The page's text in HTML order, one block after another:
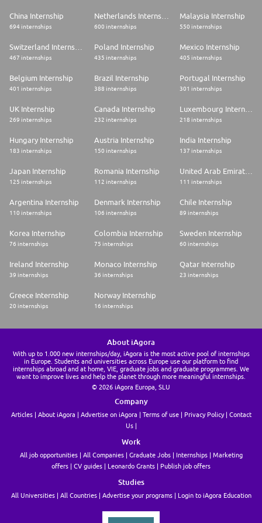
China Internship
694 internships 600 internships
Malaysia Internship
550 internships
467 internships
Poland Internship
435 internships
Mexico Internship
405 internships
Belgium Internship
401 internships
Brazil Internship
388 internships
Portugal Internship
301 internships
UK Internship
269 internships
Canada Internship
232 internships
Luxembourg Internship
218 internships
Hungary Internship
183 internships
Austria Internship
150 internships
India Internship
137 internships
Japan Internship
125 internships
Romania Internship
112 internships
United Arab Emirates Internship
111 internships
Argentina Internship
110 internships
Denmark Internship
106 internships
Chile Internship
89 internships
Korea Internship
76 internships
Colombia Internship
75 internships
Sweden Internship
60 internships
Ireland Internship
39 internships
Monaco Internship
36 internships
Qatar Internship
23 internships
Greece Internship
20 internships
Norway Internship
16 internships
About iAgora
With up to 1.000 new internships/day, iAgora is the most active pool of internships
in Europe. Students and universities across Europe use our platform to find
internships abroad and at home, VIE, graduate jobs and graduate programmes. We
want to improve lives and help the planet through more meaningful internships.
© 2026 iAgora Europa, SLU
Company
Articles About iAgora Advertise on iAgora Terms of use Privacy Policy
Contact
Us
Work
All job opportunities All Companies Graduate Jobs Internships
Marketing
offers
CV guides Leonardo Grants Publish job offers
Studies
All Universities All Countries Advertise your programs Login to iAgora Education